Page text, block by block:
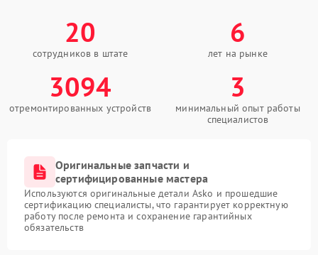
20
сотрудников в штате
6
лет на рынке
3094
отремонтированных устройств
3
минимальный опыт работы
специалистов
Оригинальные запчасти и
сертифицированные мастера
Используются оригинальные детали Asko и прошедшие
сертификацию специалисты, что гарантирует корректную
работу после ремонта и сохранение гарантийных
обязательств